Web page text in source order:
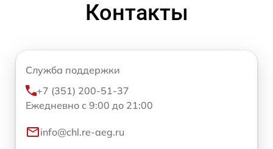
Контакты
Служба поддержки
+7 (351) 200-51-37
Ежедневно с 9:00 до 21:00
info@chl.re-aeg.ru